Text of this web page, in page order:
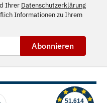
Ihrer Datenschutzerklärung
Informationen zu Ihrem
Abonnieren